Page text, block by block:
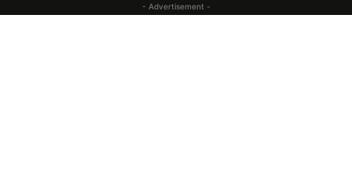
- Advertisement -